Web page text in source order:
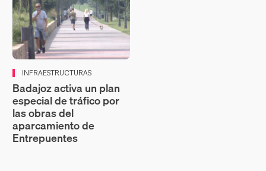
INFRAESTRUCTURAS
Badajoz activa un plan
especial de tráfico por
las obras del
aparcamiento de
Entrepuentes